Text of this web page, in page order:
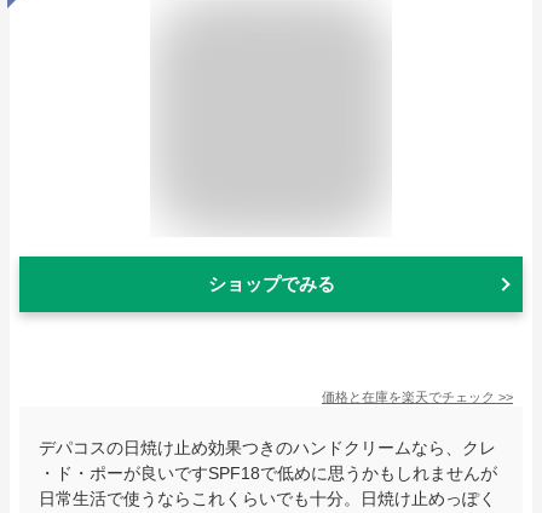
ショップでみる
価格と在庫を楽天でチェック >>
デパコスの日焼け止め効果つきのハンドクリームなら、クレ
・ド・ポーが良いですSPF18で低めに思うかもしれませんが
日常生活で使うならこれくらいでも十分。日焼け止めっぽく